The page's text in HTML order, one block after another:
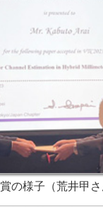
の様子（荒井甲さ